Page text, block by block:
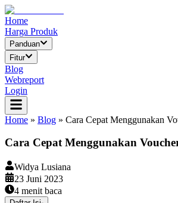
Home
Harga Produk
Panduan
Fitur
Blog
Webreport
Login
Home » Blog » Cara Cepat Menggunakan
Cara Cepat Menggunakan
Widya Lusiana
23 Juni 2023
4 menit baca